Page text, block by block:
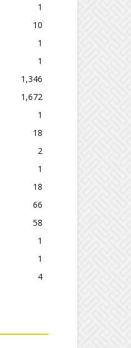
1
10
1
1
1,346
1,672
1
18
2
1
18
66
58
1
1
4